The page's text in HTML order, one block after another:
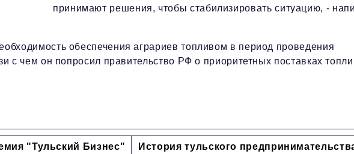
принимают решения, чтобы стабилизировать ситуацию, -
обеспечения аграриев топливом в период проведения
с чем он попросил правительство РФ о приоритетных поставках
"Тульский Бизнес" История тульского